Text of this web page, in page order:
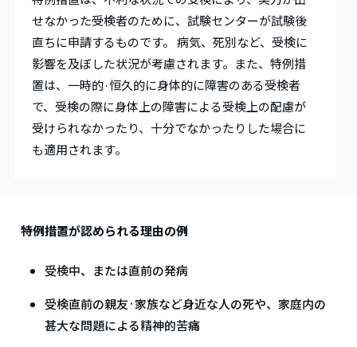
せなかった受検者のために、試験センターが試験後
直ちに申請するものです。 病気、死別など、受検に
影響を及ぼした状況が考慮されます。また、特例措
置は、一時的·恒久的に身体的に障害のある受検者
で、受検の際に身体上の障害による受検上の配慮が
受けられなかったり、十分でなかったりした場合に
も適用されます。
特例措置が認められる理由の例
受検中、または直前の発病
受検直前の親友·家族など身近な人の死や、家庭内の
甚大な問題による精神的苦痛